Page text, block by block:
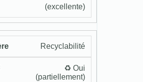
(excellente)
Recyclabilité
♻️ Oui
(partiellement)